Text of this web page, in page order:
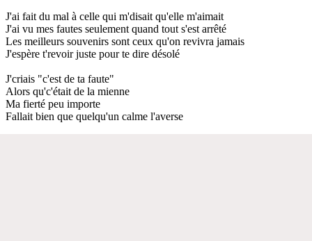
J'ai fait du mal à celle qui m'disait qu'elle m'aimait
J'ai vu mes fautes seulement quand tout s'est arrêté
Les meilleurs souvenirs sont ceux qu'on revivra jamais
J'espère t'revoir juste pour te dire désolé
J'criais "c'est de ta faute"
Alors qu'c'était de la mienne
Ma fierté peu importe
Fallait bien que quelqu'un calme l'averse